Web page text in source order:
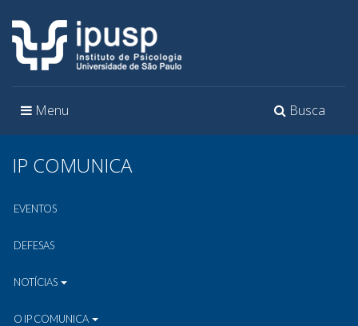
Toggle
Busca
Toggle
Menu
IP COMUNICA
EVENTOS
DEFESAS
NOTÍCIAS
O IP COMUNICA